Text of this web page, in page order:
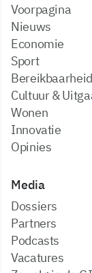
Voorpagina
Nieuws
Economie
Sport
Cultuur &
Wonen
Innovatie
Opinies
Media
dossiers
partners
podcasts
vacatures